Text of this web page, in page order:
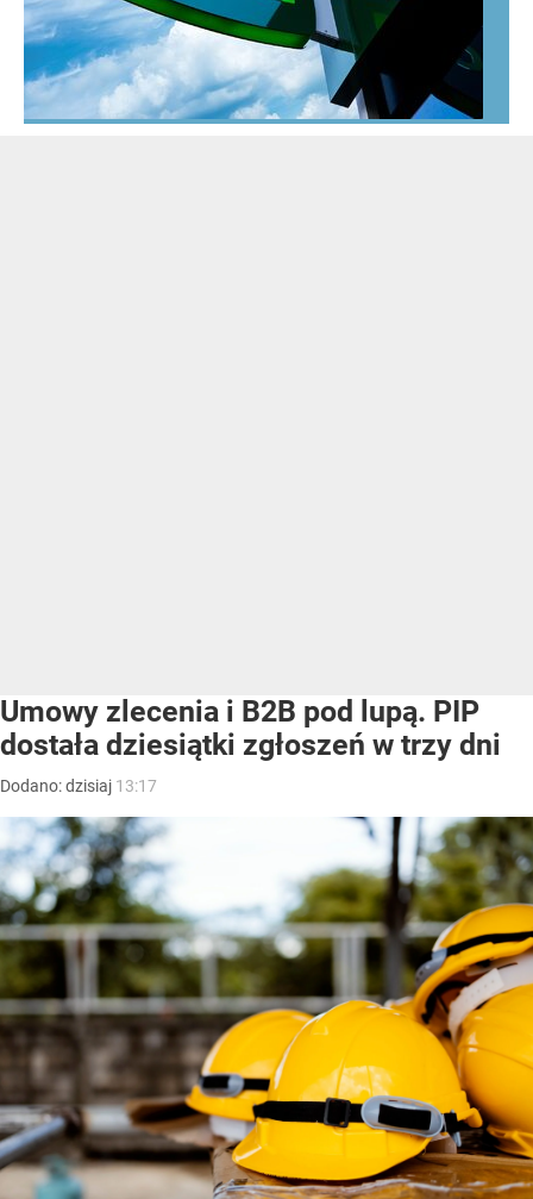
Umowy zlecenia i B2B pod lupą. PIP
dostała dziesiątki zgłoszeń w trzy dni
Dodano:dzisiaj 13:17